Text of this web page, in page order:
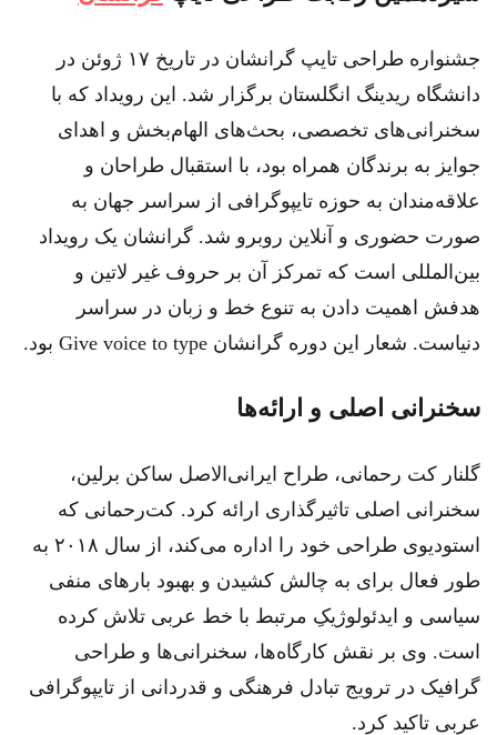
جشنواره طراحی تایپ گرانشان در تاریخ ۱۷ ژوئن در
دانشگاه ریدینگ انگلستان برگزار شد. این رویداد که با
سخنرانی‌های تخصصی، بحث‌های الهام‌بخش و اهدای
جوایز به برندگان همراه بود، با استقبال طراحان و
علاقه‌مندان به حوزه تایپوگرافی از سراسر جهان به
صورت حضوری و آنلاین روبرو شد. گرانشان یک رویداد
بین‌المللی است که تمرکز آن بر حروف غیر لاتین و
هدفش اهمیت دادن به تنوع خط و زبان در سراسر
دنیاست. شعار این دوره گرانشان Give voice to type بود.
سخنرانی اصلی و ارائه‌ها
گلنار کت رحمانی، طراح ایرانی‌الاصل ساکن برلین،
سخنرانی اصلی تاثیرگذاری ارائه کرد. کت‌رحمانی که
استودیوی طراحی خود را اداره می‌کند، از سال ۲۰۱۸ به
طور فعال برای به چالش کشیدن و بهبود بارهای منفی
سیاسی و ایدئولوژیکِ مرتبط با خط عربی تلاش کرده
است. وی بر نقش کارگاه‌ها، سخنرانی‌ها و طراحی
گرافیک در ترویج تبادل فرهنگی و قدردانی از تایپوگرافی
عربی تاکید کرد.